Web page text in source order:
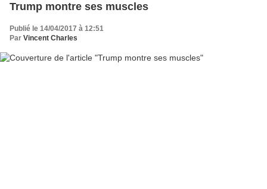
Trump montre ses muscles
Publié le 14/04/2017 à 12:51
Par Vincent Charles